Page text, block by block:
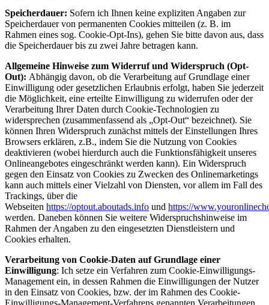
Speicherdauer: Sofern ich Ihnen keine expliziten Angaben zur
Speicherdauer von permanenten Cookies mitteilen (z. B. im
Rahmen eines sog. Cookie-Opt-Ins), gehen Sie bitte davon aus, dass
die Speicherdauer bis zu zwei Jahre betragen kann.
Allgemeine Hinweise zum Widerruf und Widerspruch (Opt-
Out): Abhängig davon, ob die Verarbeitung auf Grundlage einer
Einwilligung oder gesetzlichen Erlaubnis erfolgt, haben Sie jederzeit
die Möglichkeit, eine erteilte Einwilligung zu widerrufen oder der
Verarbeitung Ihrer Daten durch Cookie-Technologien zu
widersprechen (zusammenfassend als „Opt-Out“ bezeichnet). Sie
können Ihren Widerspruch zunächst mittels der Einstellungen Ihres
Browsers erklären, z.B., indem Sie die Nutzung von Cookies
deaktivieren (wobei hierdurch auch die Funktionsfähigkeit unseres
Onlineangebotes eingeschränkt werden kann). Ein Widerspruch
gegen den Einsatz von Cookies zu Zwecken des Onlinemarketings
kann auch mittels einer Vielzahl von Diensten, vor allem im Fall des
Trackings, über die
Webseiten https://optout.aboutads.info und https://
werden. Daneben können Sie weitere Widerspruchshinweise im
Rahmen der Angaben zu den eingesetzten Dienstleistern und
Cookies erhalten.
Verarbeitung von Cookie-Daten auf Grundlage einer
Einwilligung: Ich setze ein Verfahren zum Cookie-Einwilligungs-
Management ein, in dessen Rahmen die Einwilligungen der Nutzer
in den Einsatz von Cookies, bzw. der im Rahmen des Cookie-